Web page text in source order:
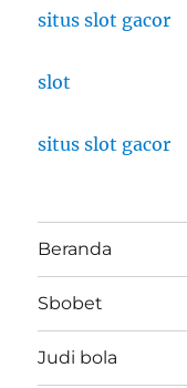
situs slot gacor
slot
situs slot gacor
Beranda
Sbobet
Judi bola